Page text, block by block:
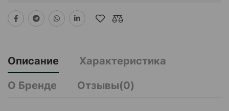
Описание
Характеристика
О Бренде
Отзывы(0)